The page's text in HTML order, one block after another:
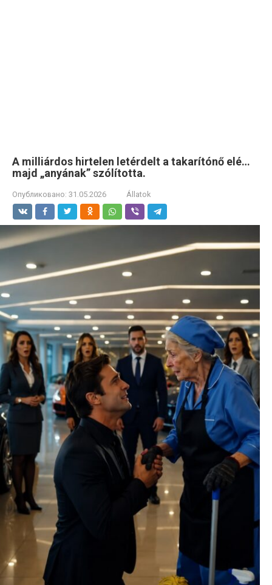
A milliárdos hirtelen letérdelt a takarítónő elé…
majd „anyának” szólította.
Опубликовано: 31.05.2026 Állatok